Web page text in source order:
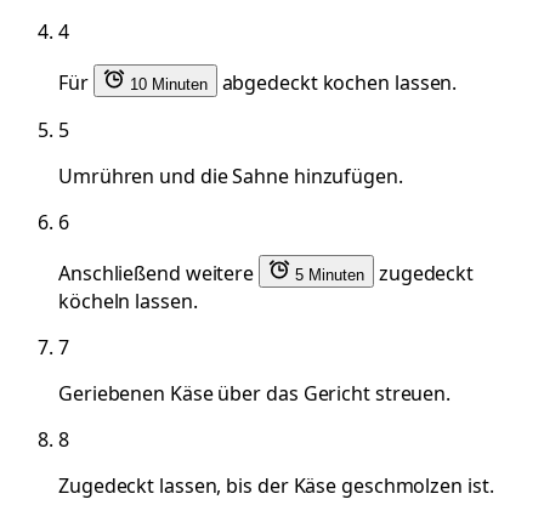
4
Für
10 Minuten
abgedeckt kochen lassen.
5
Umrühren und die Sahne hinzufügen.
6
Anschließend weitere
5 Minuten
zugedeckt
köcheln lassen.
7
Geriebenen Käse über das Gericht streuen.
8
Zugedeckt lassen, bis der Käse geschmolzen ist.